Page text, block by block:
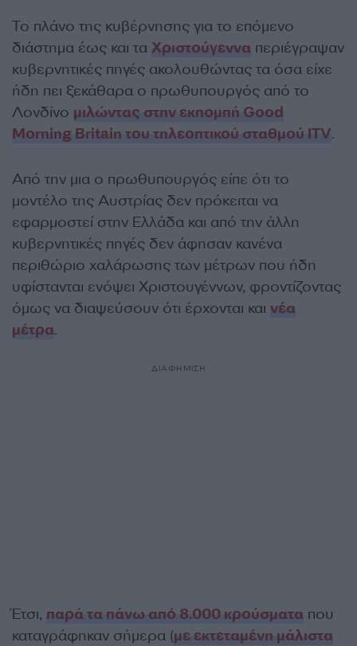
Το πλάνο της κυβέρνησης για το επόμενο
διάστημα έως και τα Χριστούγεννα περιέγραψαν
κυβερνητικές πηγές ακολουθώντας τα όσα είχε
ήδη πει ξεκάθαρα ο πρωθυπουργός από το
Λονδίνο μιλώντας στην εκπομπή Good
Morning Britain του τηλεοπτικού σταθμού ITV.
Από την μια ο πρωθυπουργός είπε ότι το
μοντέλο της Αυστρίας δεν πρόκειται να
εφαρμοστεί στην Ελλάδα και από την άλλη
κυβερνητικές πηγές δεν άφησαν κανένα
περιθώριο χαλάρωσης των μέτρων που ήδη
υφίστανται ενόψει Χριστουγέννων, φροντίζοντας
όμως να διαψεύσουν ότι έρχονται και νέα
μέτρα.
ΔΙΑΦΗΜΙΣΗ
Έτσι, παρά τα πάνω από 8.000 κρούσματα που
καταγράφηκαν σήμερα (με εκτεταμένη μάλιστα